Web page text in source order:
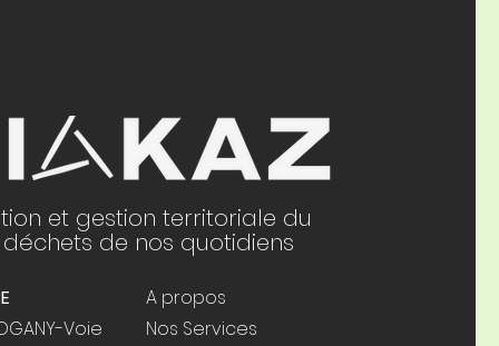
et gestion territoriale du
de nos quotidiens
Voie
A propos
Nos Services